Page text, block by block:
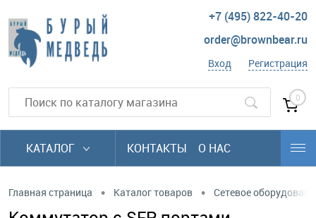
+7 (495) 822-40-20
order@brownbear.ru
Вход Регистрация
0
КАТАЛОГ КОНТАКТЫ О НАС
Главная страница • Каталог товаров • Сетевое